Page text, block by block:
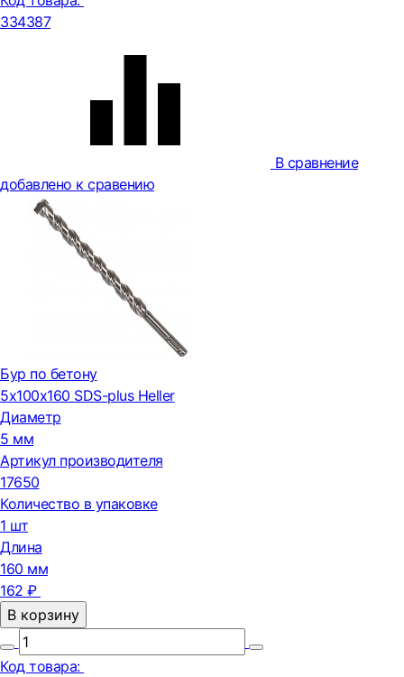
334387
В сравнение
добавлено к сравению
Бур по бетону
5х100х160 SDS-plus Heller
Диаметр
5 мм
Артикул производителя
17650
Количество в упаковке
1 шт
Длина
160 мм
162 ₽
В корзину
Код товара: